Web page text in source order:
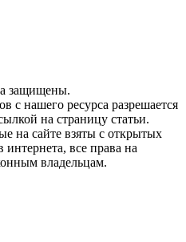
защищены.
с нашего ресурса разрешается
на страницу статьи.
на сайте взяты с открытых
все права на
владельцам.